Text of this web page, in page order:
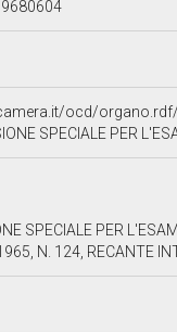
ocd/
PER L'ESAME DEI DECRETI
SPECIALE PER
N. 124, RECANTE